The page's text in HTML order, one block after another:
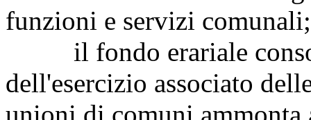
funzioni e servizi comunali;
il fondo erariale
dell'esercizio associato